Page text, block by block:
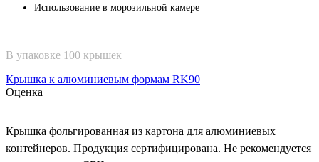
Использование в морозильной камере
В упаковке 100 крышек
Крышка к алюминиевым формам RK90
Оценка
Крышка фольгированная из картона для алюминиевых
контейнеров. Продукция сертифицирована. Не рекомендуется